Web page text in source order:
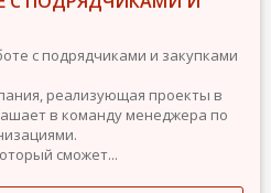
с подрядчиками и закупками
реализующая проекты в
в команду менеджера по
сможет...